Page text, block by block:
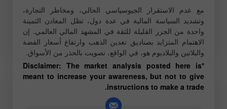
مع عدم الاستقرار الجيوسياسي الحالي، ومخاطر التجارة،
وتشديد السياسة المالية في عدة دول، تظل المعادن الثمينة
واحدة من الجزر القليلة للثقة في المشهد المالي العالمي. إن
الاهتمام المتزايد بصناديق تعدين الذهب وارتفاع أسعار الفضة
والبلاتين والبلاديوم هو، في الواقع، تصويت بالحذر من الأسواق.
*Disclaimer: The market analysis posted here is
meant to increase your awareness, but not to give
instructions to make a trade.